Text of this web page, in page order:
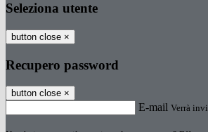
Seleziona utente
button close ×
Recupero password
button close ×
E-mail Verrà